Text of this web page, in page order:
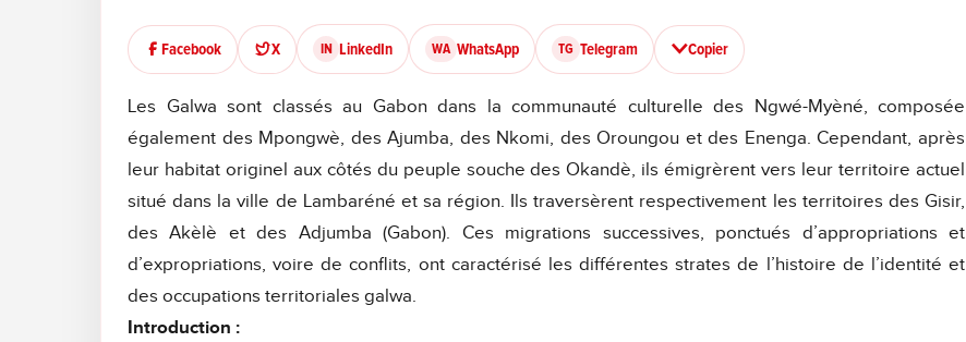
Facebook X IN LinkedIn WA WhatsApp TG Telegram Copier
Les Galwa sont classés au Gabon dans la communauté culturelle des Ngwé-Myèné, composée
également des Mpongwè, des Ajumba, des Nkomi, des Oroungou et des Enenga. Cependant, après
leur habitat originel aux côtés du peuple souche des Okandè, ils émigrèrent vers leur territoire actuel
situé dans la ville de Lambaréné et sa région. Ils traversèrent respectivement les territoires des Gisir,
des Akèlè et des Adjumba (Gabon). Ces migrations successives, ponctués d’appropriations et
d’expropriations, voire de conflits, ont caractérisé les différentes strates de l’histoire de l’identité et
des occupations territoriales galwa.
Introduction :